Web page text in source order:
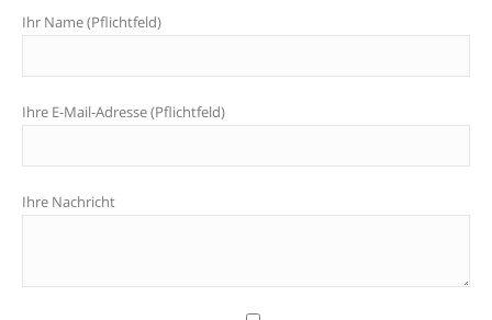
Ihr Name (Pflichtfeld)
Ihre E-Mail-Adresse (Pflichtfeld)
Ihre Nachricht